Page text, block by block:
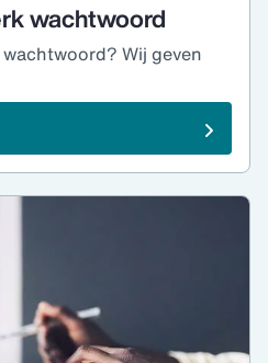
wachtwoord
Wij geven